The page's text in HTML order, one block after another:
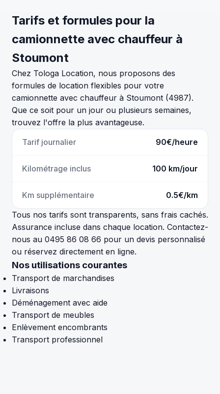
Tarifs et formules pour la
camionnette avec chauffeur à
Stoumont
Chez Tologa Location, nous proposons des
formules de location flexibles pour votre
camionnette avec chauffeur à Stoumont (4987).
Que ce soit pour un jour ou plusieurs semaines,
trouvez l'offre la plus avantageuse.
Tarif journalier
90€/heure
Kilométrage inclus 100 km/jour
Km supplémentaire
0.5€/km
Tous nos tarifs sont transparents, sans frais cachés.
Assurance incluse dans chaque location. Contactez-
nous au 0495 86 08 66 pour un devis personnalisé
ou réservez directement en ligne.
Nos utilisations courantes
Transport de marchandises
Livraisons
Déménagement avec aide
Transport de meubles
Enlèvement encombrants
Transport professionnel